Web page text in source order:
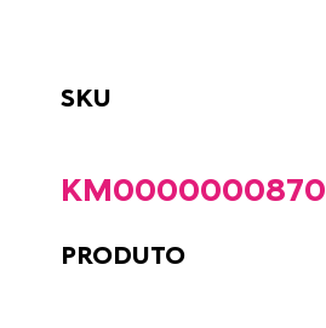
SKU
PRODUTO